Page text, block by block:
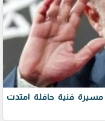
مسيرة فنية حافلة امتدت